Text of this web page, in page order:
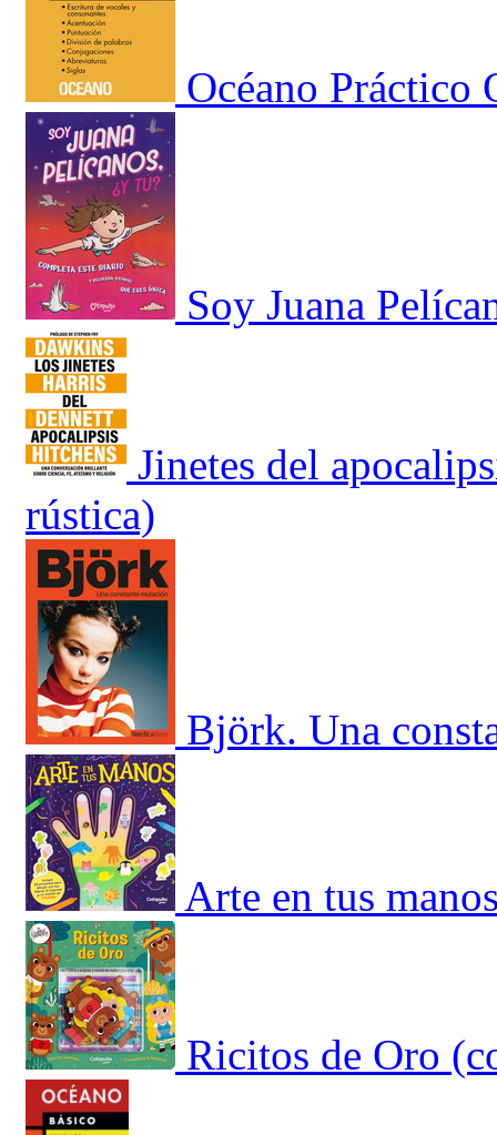
Océano Práctico
Soy Juana
Jinetes del
rústica)
Björk. Una
Arte en tus
Ricitos de Oro